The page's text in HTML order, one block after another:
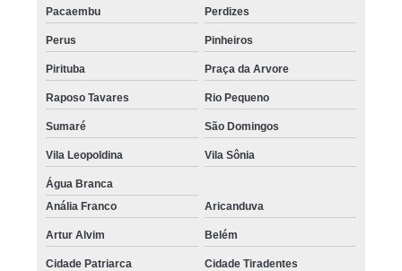
Pacaembu Perdizes
Perus Pinheiros
Pirituba Praça da Arvore
Raposo Tavares Rio Pequeno
Sumaré São Domingos
Vila Leopoldina Vila Sônia
Água Branca
Anália Franco
Aricanduva
Artur Alvim Belém
Cidade Patriarca Cidade Tiradentes